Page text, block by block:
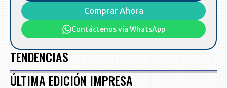
Comprar Ahora
Contáctenos vía WhatsApp
TENDENCIAS
ÚLTIMA EDICIÓN IMPRESA